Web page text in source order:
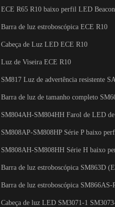
ECE R65 R10 baixo perfil LED Beacon
Barra de luz estroboscópica ECE R10
Cabeça de Luz LED ECE R10
Luz de Viseira ECE R10
SM817 Luz de advertência resistente
Barra de luz de tamanho completo
SM804AH-SM804HH Farol de LED
SM808AP-SM808HP Série P baixo
SM808AH-SM808HH Série H baixo
Barra de luz estroboscópica SM863D
Barra de luz estroboscópica
Cabeça de luz LED SM3071-1